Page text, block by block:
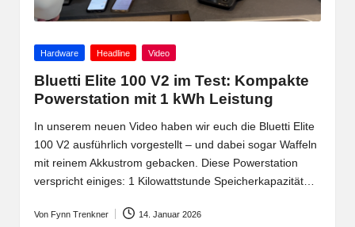
Posted
Hardware Headline Video
Bluetti Elite 100 V2 im Test: Kompakte
Powerstation mit 1 kWh Leistung
In unserem neuen Video haben wir euch die Bluetti Elite
100 V2 ausführlich vorgestellt – und dabei sogar Waffeln
mit reinem Akkustrom gebacken. Diese Powerstation
verspricht einiges: 1 Kilowattstunde Speicherkapazität…
Posted
Von Fynn Trenkner 14. Januar 2026